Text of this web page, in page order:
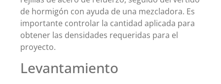
de hormigón con ayuda de una mezcladora. Es
importante controlar la cantidad aplicada para
obtener las densidades requeridas para el
proyecto.
Levantamiento